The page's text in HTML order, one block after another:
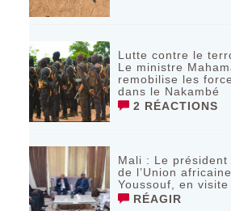
Lutte contre le
Le ministre
remobilise les
dans le Nakambé
2 RÉACTIONS
Mali : Le président
de l’Union
Youssouf, en
RÉAGIR